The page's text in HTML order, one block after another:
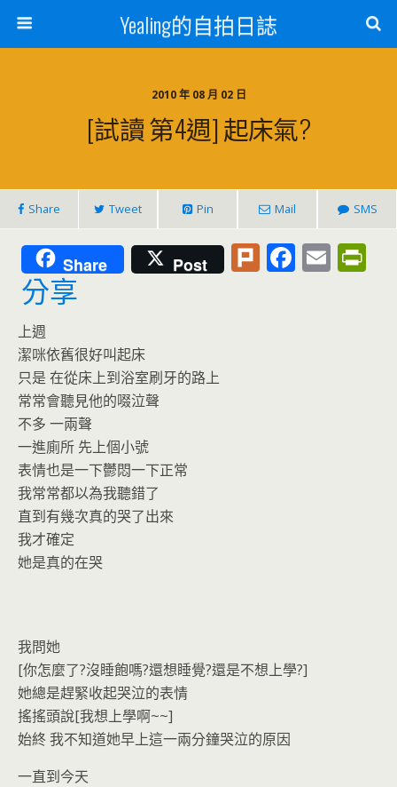
Yealing的自拍日誌
2010 年 08 月 02 日
[試讀 第4週] 起床氣?
Share Tweet Pin Mail SMS
Share Post Pl F E
分享
上週
潔咪依舊很好叫起床
只是 在從床上到浴室刷牙的路上
常常會聽見他的啜泣聲
不多 一兩聲
一進廁所 先上個小號
表情也是一下鬱悶一下正常
我常常都以為我聽錯了
直到有幾次真的哭了出來
我才確定
她是真的在哭
我問她
[你怎麼了?沒睡飽嗎?還想睡覺?還是不想上學?]
她總是趕緊收起哭泣的表情
搖搖頭說[我想上學啊~~]
始終 我不知道她早上這一兩分鐘哭泣的原因
一直到今天